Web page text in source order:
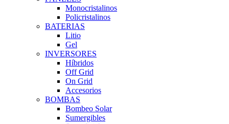
Monocristalinos
Policristalinos
BATERIAS
Litio
Gel
INVERSORES
Híbridos
Off Grid
On Grid
Accesorios
BOMBAS
Bombeo Solar
Sumergibles